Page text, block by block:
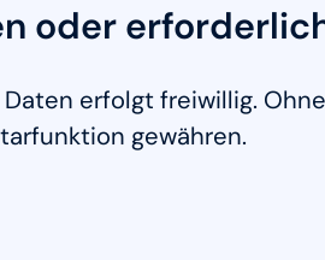
oder
erfolgt freiwillig.
gewähren.